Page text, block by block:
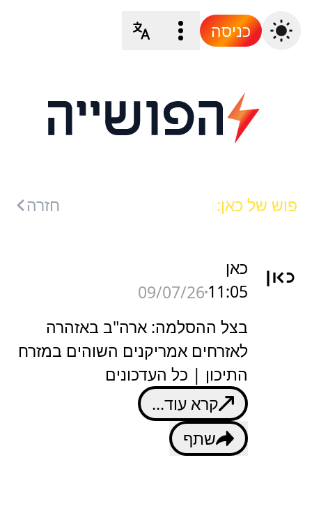
כניסה
פוש של כאן: חזרה
כאן
11:05
09/07/26
בצל ההסלמה: ארה"ב באזהרה
לאזרחים אמריקנים השוהים במזרח
התיכון | כל העדכונים
קרא עוד...
שתף